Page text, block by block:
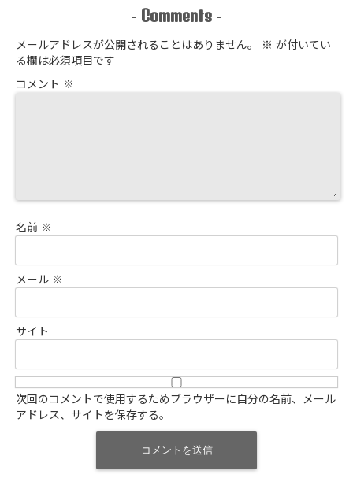
- Comments -
メールアドレスが公開されることはありません。 ※ が付いてい
る欄は必須項目です
コメント ※
名前 ※
メール ※
サイト
次回のコメントで使用するためブラウザーに自分の名前、メール
アドレス、サイトを保存する。